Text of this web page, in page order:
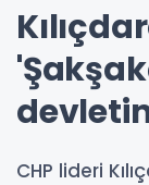
CHP lideri